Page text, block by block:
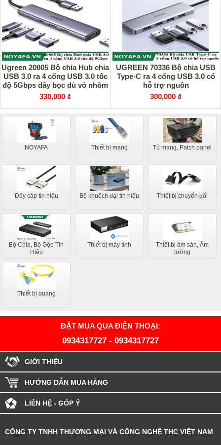
Ugreen 20805 Bộ chia Hub chia
USB 3.0 ra 4 cổng USB 3.0 tốc
độ 5Gbps dây bọc dù vỏ nhôm
330,000 ₫
UGREEN 70336 Bộ chia USB
Type-C ra 4 cổng USB 3.0 có
hỗ trợ nguồn
300,000 ₫
NOYAFA Thiết bị mạng Tủ mạng, Patch panel
Dây cáp tín hiệu Bộ khuếch đại tín hiệu Thiết bị chuyển đổi
Bộ Chia, Bộ Gộp Tín
Hiệu
Thiết bị máy tính
Thiết bị âm sàn, Âm
tường
Thiết bị quang
ĐẶT MUA QUA ĐIỆN THOẠI:
0934317727 - 0934317727
GIỚI THIỆU
HƯỚNG DẪN MUA HÀNG
LIÊN HỆ - GÓP Ý
CÔNG TY TNHH THƯƠNG MẠI VÀ CÔNG NGHỆ THC VIỆT NAM